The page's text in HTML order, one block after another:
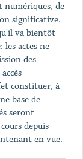
numériques, de
significative.
va bientôt
actes ne
des
constituer, à
base de
seront
depuis
en vue.